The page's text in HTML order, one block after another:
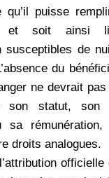
qu’il puisse
et soit ainsi
susceptibles de
du
ne devrait
son statut, son
sa
droits analogues.